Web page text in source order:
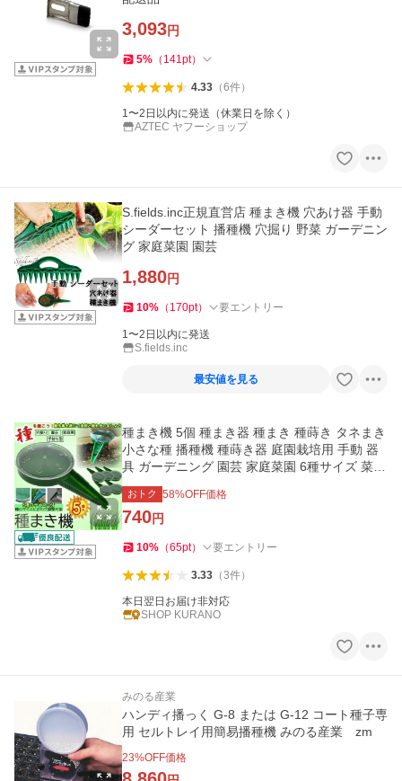
3,093円
5% （ 141pt）
4.33（6件）
1〜2日以内に発送（休業日を除く）
AZTEC ヤフーショップ
S.fields.inc正規直営店 種まき機 穴あけ器 手動
シーダーセット 播種機 穴掘り 野菜 ガーデニン
グ 家庭菜園 園芸
1,880円
10% （ 170pt） 要エントリー
1〜2日以内に発送
S.fields.inc
最安値を見る
種まき機 5個 種まき器 種まき 種蒔き タネまき
小さな種 播種機 種蒔き器 庭園栽培用 手動 器
具 ガーデニング 園芸 家庭菜園 6種サイズ 菜園
ツール
おトク 58%OFF価格
740円
10% （65pt） 要エントリー
3.33（3件）
本日翌日お届け非対応
SHOP KURANO
みのる産業
ハンディ播っく G-8 または G-12 コート種子専
用 セルトレイ用簡易播種機 みのる産業 zm
23%OFF価格